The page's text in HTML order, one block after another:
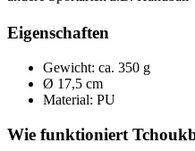
Eigenschaften
Gewicht: ca. 350 g
Ø 17,5 cm
Material: PU
Wie funktioniert